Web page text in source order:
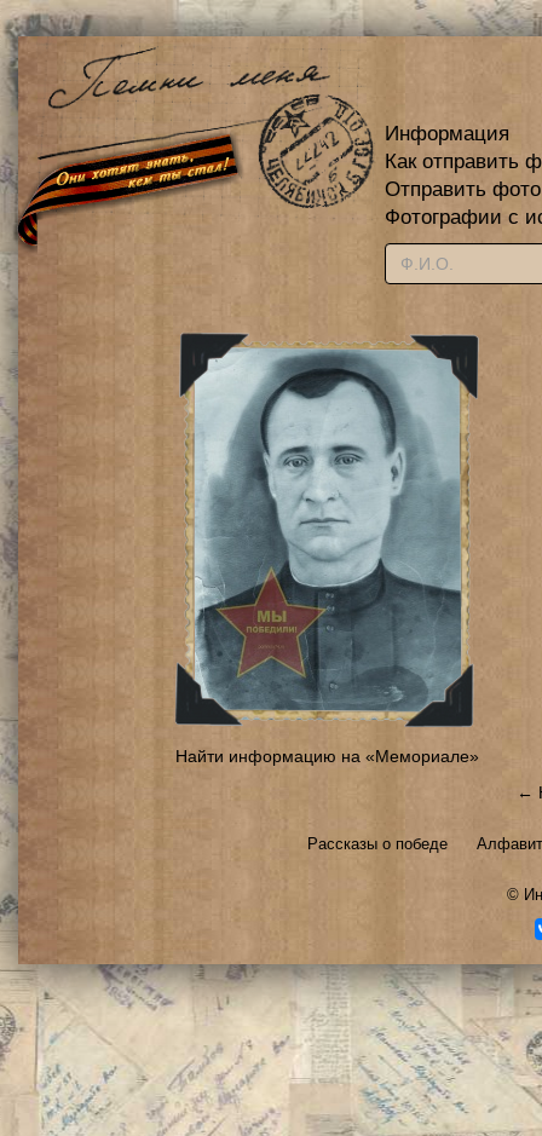
Информация
Как отправить
Отправить
Фотографии с
Найти информацию на «Мемориале»
←
Рассказы о победе
©